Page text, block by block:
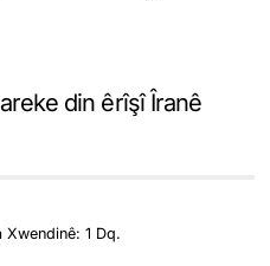
din êrîşî Îranê
Xwendinê: 1 Dq.